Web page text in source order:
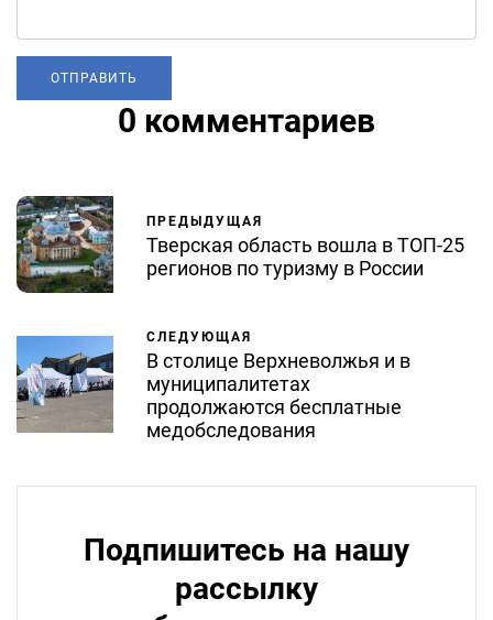
0 комментариев
ПРЕДЫДУЩАЯ
Тверская область вошла в ТОП-25
регионов по туризму в России
СЛЕДУЮЩАЯ
В столице Верхневолжья и в
муниципалитетах
продолжаются бесплатные
медобследования
Подпишитесь на нашу
рассылку